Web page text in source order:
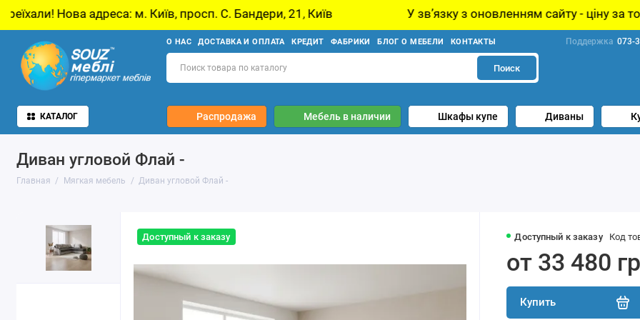
адреса: м. Київ, просп. С. Бандери, 21, Київ У звʼязку з оновленням сайту - ціну за товар
О НАС ДОСТАВКА И ОПЛАТА КРЕДИТ ФАБРИКИ БЛОГ О МЕБЕЛИ КОНТАКТЫ Поддержка 073-
Поиск
КАТАЛОГ Распродажа Мебель в наличии Шкафы купе Диваны
Диван угловой Флай -
Главная Мягкая мебель Диван угловой Флай -
Доступный к заказу Доступный к заказу Код
от 33 480
Купить